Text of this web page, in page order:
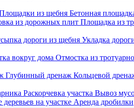
из щебня Бетонная
из дорожных плит Площадка из
дороги из щебня Укладка
вокруг дома Отмостка из
Глубинный дренаж Кольцевой
Раскорчевка участка Вывоз
деревьев на участке Аренда дробилки